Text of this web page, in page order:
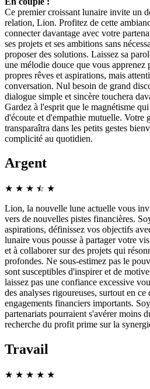
Ce premier croissant lunaire invite un
relation, Lion. Profitez de cette
connecter davantage avec votre
ses projets et ses ambitions sans
proposer des solutions. Laissez sa
une mélodie douce que vous apprenez
propres rêves et aspirations, mais
conversation. Nul besoin de grand
dialogue simple et sincère touchera
Gardez à l'esprit que le magnétisme
d'écoute et d'empathie mutuelle. Votre
transparaîtra dans les petits gestes
complicité au quotidien.
Argent
★ ★ ★ ☆
★ ★
Lion, la nouvelle lune actuelle vous
vers de nouvelles pistes financières.
aspirations, définissez vos objectifs
lunaire vous pousse à partager votre
et à collaborer sur des projets qui
profondes. Ne sous-estimez pas le
sont susceptibles d'inspirer et de
laissez pas une confiance excessive
des analyses rigoureuses, surtout en ce
engagements financiers importants.
partenariats pourraient s'avérer moins
recherche du profit prime sur la
Travail
★ ★ ★ ★ ★